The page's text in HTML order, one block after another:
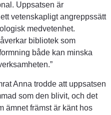
Uppsatsen är
vetenskapligt angreppssätt
medvetenhet.
bibliotek som
både kan minska
Anna trodde att uppsatsen
som den blivit, och det
ämnet främst är känt hos